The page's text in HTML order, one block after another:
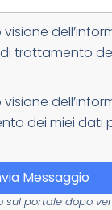
trattamento
dei miei dati
Messaggio
portale dopo